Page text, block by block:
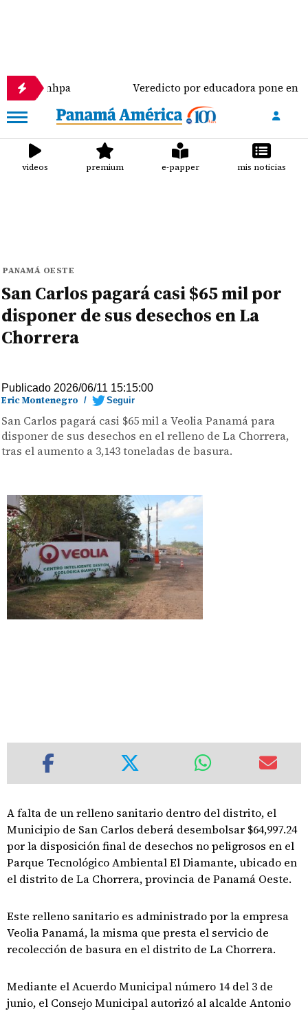
Veredicto por educadora pone en
videos premium e-papper mis noticias
PANAMÁ OESTE
San Carlos pagará casi $65 mil por
disponer de sus desechos en La
Chorrera
Publicado 2026/06/11 15:15:00
Eric Montenegro / Seguir
San Carlos pagará casi $65 mil a Veolia Panamá para
disponer de sus desechos en el relleno de La Chorrera,
tras el aumento a 3,143 toneladas de basura.
A falta de un relleno sanitario dentro del distrito, el
Municipio de San Carlos deberá desembolsar $64,997.24
por la disposición final de desechos no peligrosos en el
Parque Tecnológico Ambiental El Diamante, ubicado en
el distrito de La Chorrera, provincia de Panamá Oeste.
Este relleno sanitario es administrado por la empresa
Veolia Panamá, la misma que presta el servicio de
recolección de basura en el distrito de La Chorrera.
Mediante el Acuerdo Municipal número 14 del 3 de
junio, el Consejo Municipal autorizó al alcalde Antonio